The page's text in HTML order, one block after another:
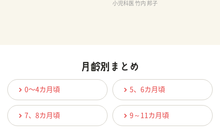
小児科医 竹内 邦子
0〜4カ月頃 5、6カ月頃
7、8カ月頃 9～11カ月頃